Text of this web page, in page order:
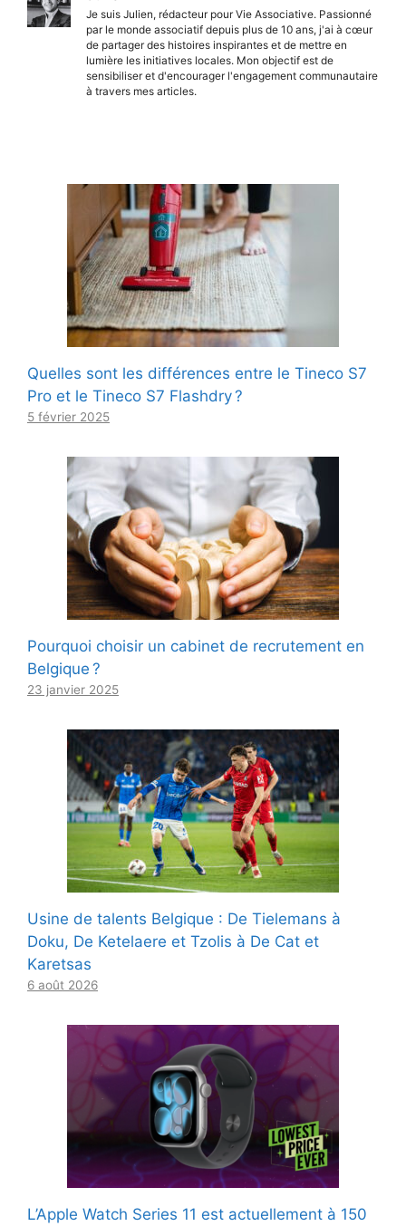
Je suis Julien, rédacteur pour Vie Associative. Passionné
par le monde associatif depuis plus de 10 ans, j'ai à cœur
de partager des histoires inspirantes et de mettre en
lumière les initiatives locales. Mon objectif est de
sensibiliser et d'encourager l'engagement communautaire
à travers mes articles.
Quelles sont les différences entre le Tineco S7
Pro et le Tineco S7 Flashdry ?
5 février 2025
Pourquoi choisir un cabinet de recrutement en
Belgique ?
23 janvier 2025
Usine de talents Belgique : De Tielemans à
Doku, De Ketelaere et Tzolis à De Cat et
Karetsas
6 août 2026
L’Apple Watch Series 11 est actuellement à 150